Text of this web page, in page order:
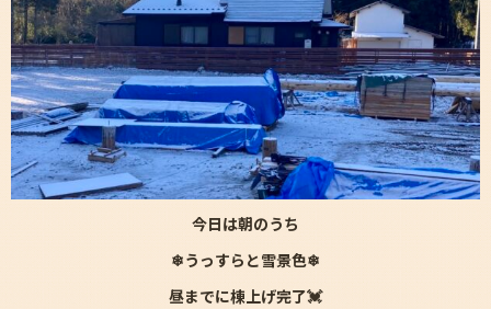
今日は朝のうち
❄うっすらと雪景色❄
昼までに棟上げ完了💓